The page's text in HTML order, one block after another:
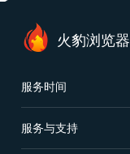
服务时间
火豹浏览器
服务与支持